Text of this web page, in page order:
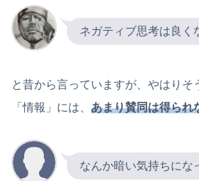
ネガティブ思考は良く
と昔から言っていますが、やはりそ
「情報」には、 あまり賛同は得られ
なんか暗い気持ちにな